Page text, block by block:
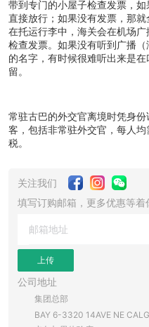
带到专门的小屋子检查发票，
直接放行；如果没有发票，那
在托运行李中，海关会在机场
检查发票。如果没有听到广播
的名字，有时候很难听出来是
留。
常驻古巴的外交官离境时凭身
客，包括非常驻外交官，每人
税。
关注我们
填写订购邮箱，更多优惠等着
上传
公司地址
集团总部
BAY 6-3320 14AVE NE